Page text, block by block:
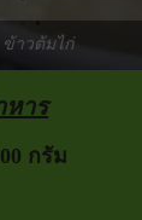
ข้าวต้มไก่
หาร
กรัม